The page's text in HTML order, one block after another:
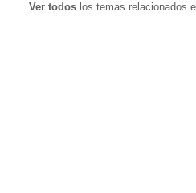
Ver todos los temas relacionados